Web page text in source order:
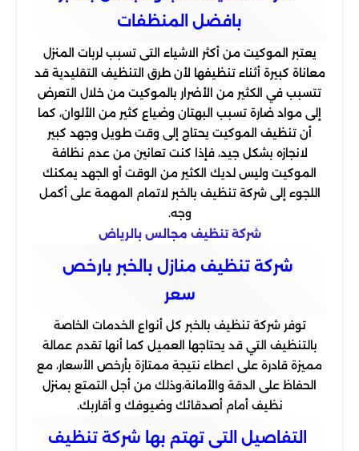
بافضل المنظفات
يعتبر الموكيت من أكثر الاشياء التى تسبب لربات المنزل
معاناة كبيرة أثناء تنظيفها لأن طرق التنظيف التقليدية قد
تتسبب في الكثير من الأضرار بالموكيت من خلال التعرض
إلى مواد ضارة تسبب البهتان وضياع كثير من الألوان، كما
أن تنظيف الموكيت يحتاج إلى وقت طويل وجهد كبير
لانجازه بشكل جيد، فإذا كنت تعانين من عدم نظافة
الموكيت وليس لديك الكثير من الوقت أو الجهد يمكنك
اللجوء إلى شركة تنظيف بالخبر لاتمام المهمة على أكمل
وجه.
شركة تنظيف مجالس بالرياض
شركة تنظيف منازل بالخبر بارخص
سعر
توفر شركة تنظيف بالخبر كل أنواع الخدمات الخاصة
بالتنظيف التي قد يحتاجها العميل كما أنها تقدم عمالة
مميزة قادرة على اعطاء نتيجة ممتازة بأرخص الأسعار، مع
الحفاظ على الدقة والأمانة،وذلك من أجل التمتع بمنزل
نظيف أمام أصدقائك وضيوفك و أقاربك.
التفاصيل التى تهتم بها شركة تنظيف